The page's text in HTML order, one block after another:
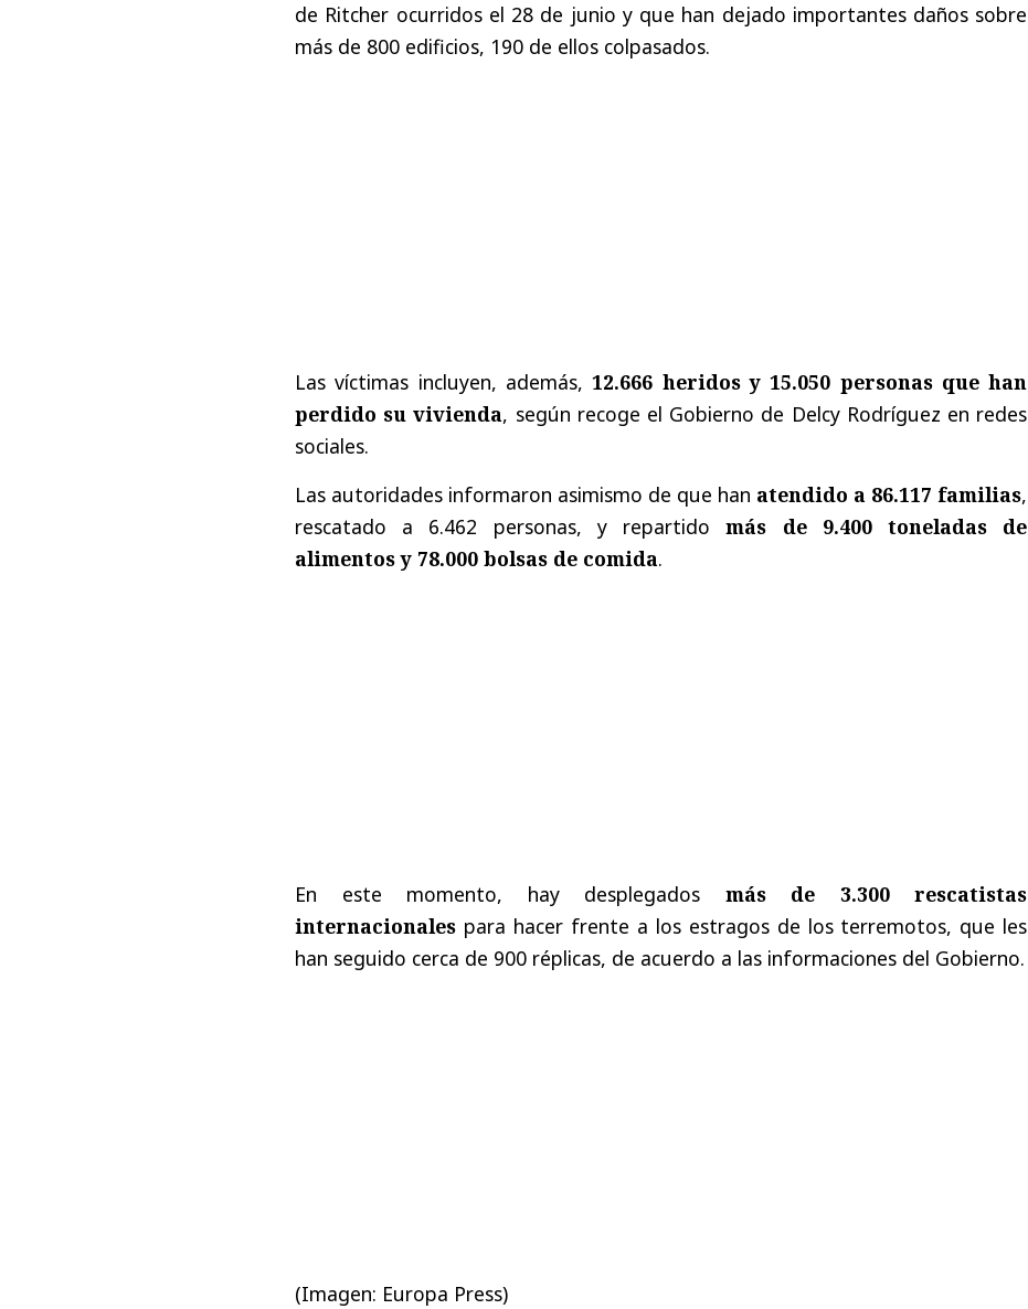
de Ritcher ocurridos el 28 de junio y que han dejado importantes daños sobre
más de 800 edificios, 190 de ellos colpasados.
Las víctimas incluyen, además,12.666 heridos y 15.050 personas que han
perdido su vivienda, según recoge el Gobierno de Delcy Rodríguez en redes
sociales.
Las autoridades informaron asimismo de que han atendido a 86.117 familias,
rescatado a 6.462 personas, y repartidomás de 9.400 toneladas de
alimentos y 78.000 bolsas de comida.
En este momento, hay desplegados más de 3.300 rescatistas
internacionales para hacer frente a los estragos de los terremotos, que les
han seguido cerca de 900 réplicas, de acuerdo a las informaciones del Gobierno.
(Imagen: Europa Press)